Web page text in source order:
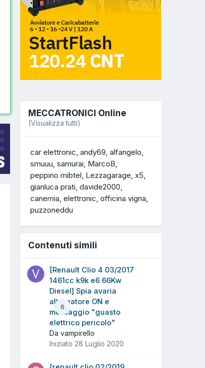
MECCATRONICI Online
(Visualizza tutti)
car elettronic andy69 alfangelo
smuuu samurai MarcoB
peppino mibtel Lezzagarage x5
gianluca prati davide2000
canemia elettronic officina vigna
puzzoneddu
Contenuti simili
6
[Renault Clio 4 03/2017
1461cc k9k e6 66Kw
Diesel] Spia avaria
alternatore ON e
messaggio "guasto
elettrico pericolo"
Da vampirello
Iniziato 28 Luglio 2020